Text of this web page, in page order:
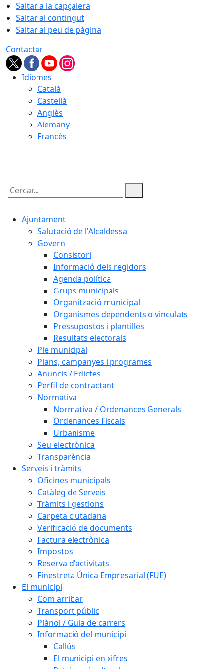
Saltar a la capçalera
Saltar al contingut
Saltar al peu de pàgina
Contactar
Idiomes
Català
Castellà
Anglès
Alemany
Francès
Cercar:
Ajuntament
Salutació de l'Alcaldessa
Govern
Consistori
Informació dels regidors
Agenda política
Grups municipals
Organització municipal
Organismes dependents o vinculats
Pressupostos i plantilles
Resultats electorals
Ple municipal
Plans, campanyes i programes
Anuncis / Edictes
Perfil de contractant
Normativa
Normativa / Ordenances Generals
Ordenances Fiscals
Urbanisme
Seu electrònica
Transparència
Serveis i tràmits
Oficines municipals
Catàleg de Serveis
Tràmits i gestions
Carpeta ciutadana
Verificació de documents
Factura electrònica
Impostos
Reserva d'activitats
Finestreta Única Empresarial (FUE)
El municipi
Com arribar
Transport públic
Plànol / Guia de carrers
Informació del municipi
Callús
El municipi en xifres